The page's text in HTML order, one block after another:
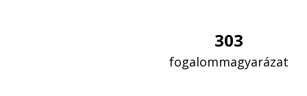
303
fogalommagyarázat